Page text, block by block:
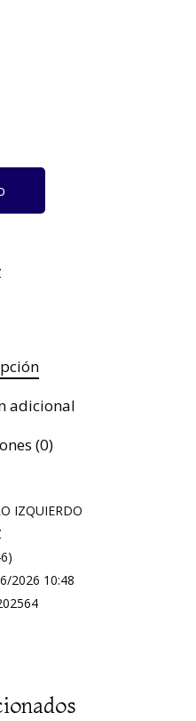
adicional
(0)
IZQUIERDO
2026 10:48